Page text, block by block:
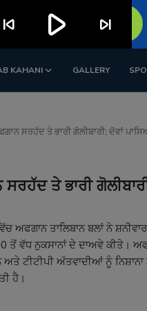
KAHANI GALLERY
ਸਰਹੱਦ ਤੇ ਭਾਰੀ ਗੋਲੀਬਾਰੀ; ਦੋਵਾਂ
ਤੇ ਭਾਰੀ
ਤਾਲਿਬਾਨ ਬਲਾਂ ਨੇ
ਵੱਧ ਨੁਕਸਾਨਾਂ ਦੇ ਦਾਅਵੇ ਕੀਤੇ।
ਟੀਟੀਪੀ ਅੱਤਵਾਦੀਆਂ ਨੂੰ
ਹੈ।
skip_previous play_arrow skip_next